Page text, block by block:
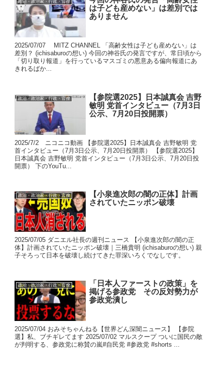
政治・政治家・行政・官僚
は子ども産めない」は差別では
ありません
2025/07/07 MITZ CHANNEL 「高齢女性は子ども産めない」は
差別？ (ichisaburoの想い) 今回の神谷氏の発言ですが、常日頃から
「切り取り報道」を行っているマスゴミの悪意ある偏向報道にあ
きれるばか...
政治・政治家・行政・官僚
【参院選2025】日本誠真会 吉野
敏明 党首インタビュー（7月3日
公示、7月20日投開票）
2025/7/2 ニコニコ動画 【参院選2025】日本誠真会 吉野敏明 党
首インタビュー（7月3日公示、7月20日投開票） 【参院選2025】
日本誠真会 吉野敏明 党首インタビュー（7月3日公示、7月20日投
開票） 下のYouTu...
政治・政治家・行政・官僚
【小泉進次郎の闇の正体】計画
されていたニッポン破壊
2025/07/05 ダニエル社長の週刊ニュース 【小泉進次郎の闇の正
体】計画されていたニッポン破壊｜三橋貴明 (ichisaburoの想い) 親
子そろって日本を破壊し続けてきた罪深いろくでなしです。
政治・政治家・行政・官僚
「日本人ファーストの政策」を
掲げる参政党 その反対勢力が
参政党潰し
2025/07/04 おみそちゃんねる【世界どん深闇ニュース】 【参院
選】私、ブチギレてます 2025/07/02 マルスクープ ついに国民の敵
が判明する、参政党に称賛の嵐#自民党 #参政党 #shorts ...